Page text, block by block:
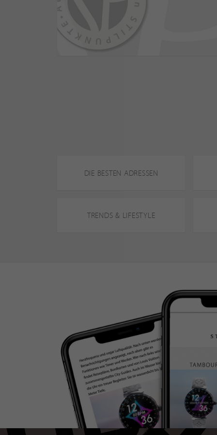
DIE BESTEN ADRESSEN
TRENDS & LIFESTYLE